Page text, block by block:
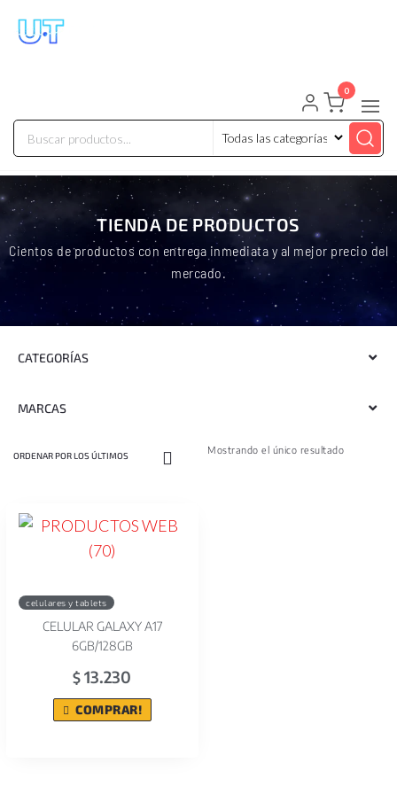
0
TIENDA DE PRODUCTOS
Cientos de productos con entrega inmediata y al mejor precio del
mercado.
CATEGORÍAS
MARCAS
Mostrando el único resultado
celulares y tablets
CELULAR GALAXY A17
6GB/128GB
$ 13.230
COMPRAR!